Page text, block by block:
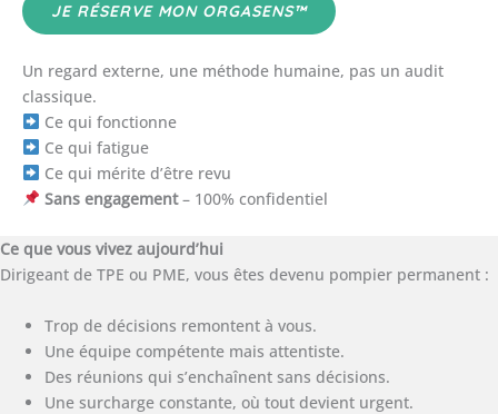
JE RÉSERVE MON ORGASENS™
Un regard externe, une méthode humaine, pas un audit
classique.
Ce qui fonctionne
Ce qui fatigue
Ce qui mérite d’être revu
Sans engagement– 100% confidentiel
Ce que vous vivez aujourd’hui
Dirigeant de TPE ou PME, vous êtes devenu pompier permanent :
Trop de décisions remontent à vous.
Une équipe compétente mais attentiste.
Des réunions qui s’enchaînent sans décisions.
Une surcharge constante, où tout devient urgent.